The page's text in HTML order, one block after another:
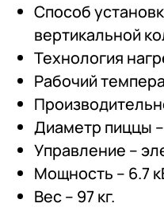
Способ
вертикальной
Технология
Рабочий
Диаметр пиццы
Управление –
Мощность – 6.7
Вес – 97 кг.